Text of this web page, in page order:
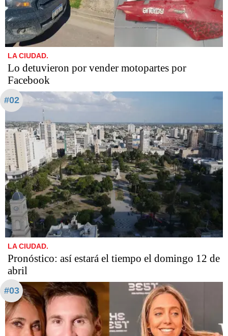
LA CIUDAD.
Lo detuvieron por vender motopartes por
Facebook
#02
LA CIUDAD.
Pronóstico: así estará el tiempo el domingo 12 de
abril
#03